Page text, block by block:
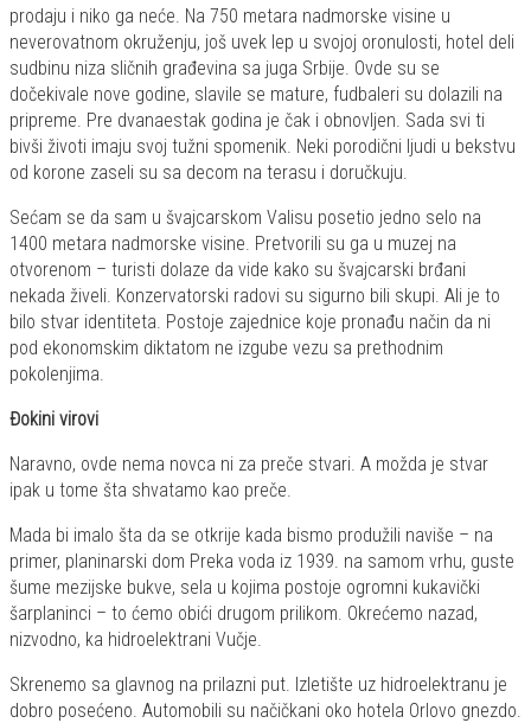
prodaju i niko ga neće. Na 750 metara nadmorske visine u
neverovatnom okruženju, još uvek lep u svojoj oronulosti, hotel deli
sudbinu niza sličnih građevina sa juga Srbije. Ovde su se
dočekivale nove godine, slavile se mature, fudbaleri su dolazili na
pripreme. Pre dvanaestak godina je čak i obnovljen. Sada svi ti
bivši životi imaju svoj tužni spomenik. Neki porodični ljudi u bekstvu
od korone zaseli su sa decom na terasu i doručkuju.
Sećam se da sam u švajcarskom Valisu posetio jedno selo na
1400 metara nadmorske visine. Pretvorili su ga u muzej na
otvorenom – turisti dolaze da vide kako su švajcarski brđani
nekada živeli. Konzervatorski radovi su sigurno bili skupi. Ali je to
bilo stvar identiteta. Postoje zajednice koje pronađu način da ni
pod ekonomskim diktatom ne izgube vezu sa prethodnim
pokolenjima.
Đokini virovi
Naravno, ovde nema novca ni za preče stvari. A možda je stvar
ipak u tome šta shvatamo kao preče.
Mada bi imalo šta da se otkrije kada bismo produžili naviše – na
primer, planinarski dom Preka voda iz 1939. na samom vrhu, guste
šume mezijske bukve, sela u kojima postoje ogromni kukavički
šarplaninci – to ćemo obići drugom prilikom. Okrećemo nazad,
nizvodno, ka hidroelektrani Vučje.
Skrenemo sa glavnog na prilazni put. Izletište uz hidroelektranu je
dobro posećeno. Automobili su načičkani oko hotela Orlovo gnezdo.